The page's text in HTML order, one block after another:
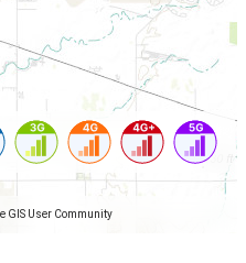
GIS User Community